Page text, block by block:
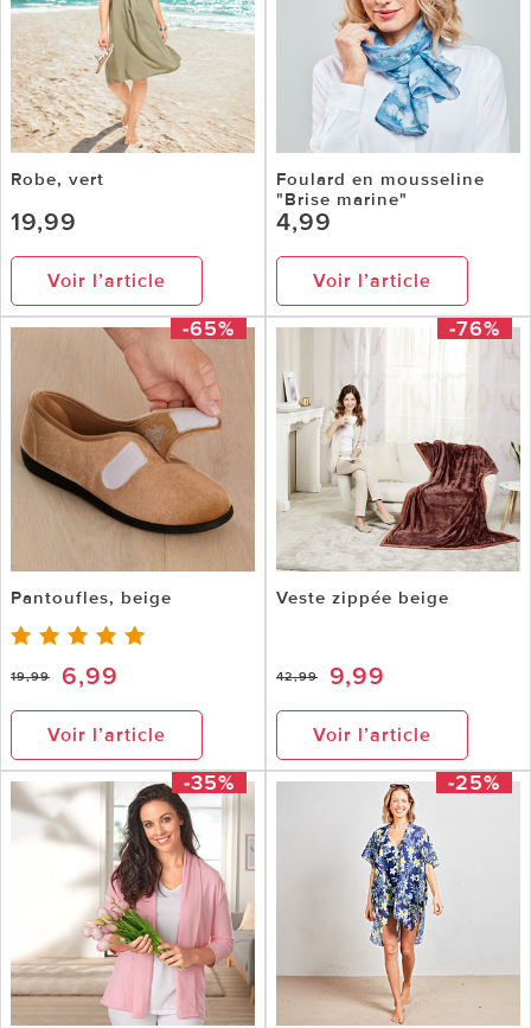
Robe, vert
19,99
Voir l’article
Foulard en mousseline
"Brise marine"
4,99
Voir l’article
-65%
Pantoufles, beige
19,99 6,99
Voir l’article
-76%
Veste zippée beige
42,99 9,99
Voir l’article
-35% -25%